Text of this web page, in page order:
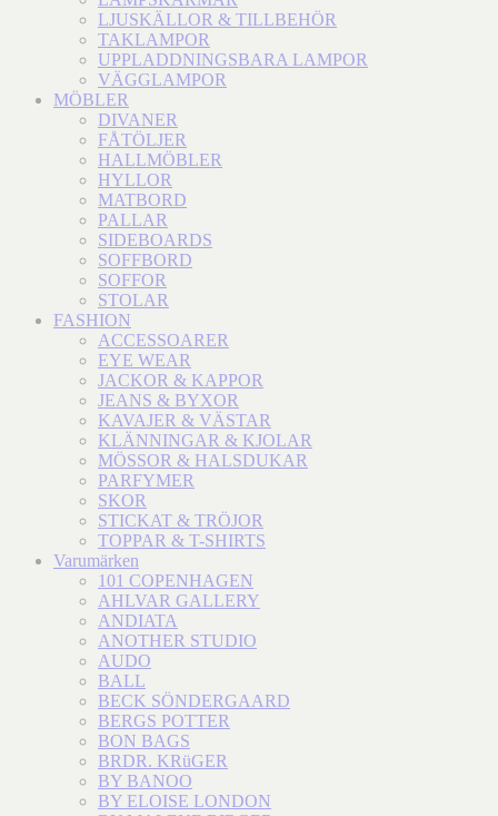
LJUSKÄLLOR & TILLBEHÖR
TAKLAMPOR
UPPLADDNINGSBARA LAMPOR
VÄGGLAMPOR
MÖBLER
DIVANER
FÅTÖLJER
HALLMÖBLER
HYLLOR
MATBORD
PALLAR
SIDEBOARDS
SOFFBORD
SOFFOR
STOLAR
FASHION
ACCESSOARER
EYE WEAR
JACKOR & KAPPOR
JEANS & BYXOR
KAVAJER & VÄSTAR
KLÄNNINGAR & KJOLAR
MÖSSOR & HALSDUKAR
PARFYMER
SKOR
STICKAT & TRÖJOR
TOPPAR & T-SHIRTS
Varumärken
101 COPENHAGEN
AHLVAR GALLERY
ANDIATA
ANOTHER STUDIO
AUDO
BALL
BECK SÖNDERGAARD
BERGS POTTER
BON BAGS
BRDR. KRüGER
BY BANOO
BY ELOISE LONDON